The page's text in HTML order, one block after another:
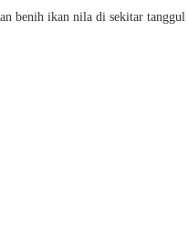
benih ikan nila di sekitar